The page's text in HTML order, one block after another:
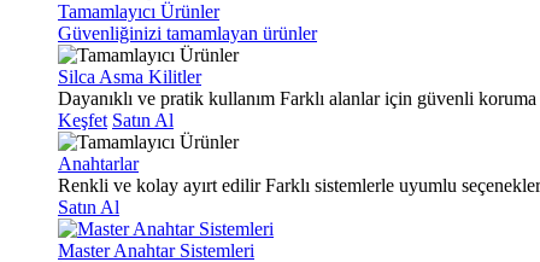
Tamamlayıcı Ürünler
Güvenliğinizi tamamlayan ürünler
Silca Asma Kilitler
Dayanıklı ve pratik kullanım Farklı alanlar için güvenli koruma
Keşfet Satın Al
Anahtarlar
Renkli ve kolay ayırt edilir Farklı sistemlerle uyumlu seçenekler
Satın Al
Master Anahtar Sistemleri